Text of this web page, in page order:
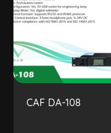
CAF DA-108